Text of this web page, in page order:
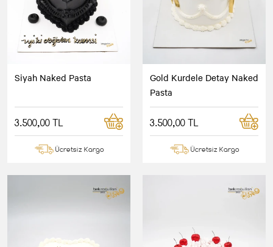
Siyah Naked Pasta
3.500,00 TL
Ücretsiz Kargo
Gold Kurdele Detay Naked
Pasta
3.500,00 TL
Ücretsiz Kargo